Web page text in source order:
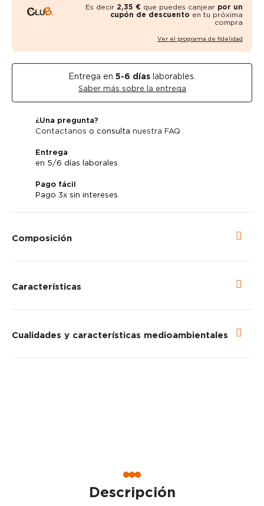
Es decir 2,35 € que puedes canjear por un
cupón de descuento en tu próxima
compra
Ver el programa de fidelidad
Entrega en 5-6 días laborables.
Saber más sobre la entrega
¿Una pregunta?
Contactanos o consulta nuestra FAQ
Entrega
en 5/6 días laborales
Pago fácil
Pago 3x sin intereses
Composición
Características
Cualidades y características medioambientales
Descripción